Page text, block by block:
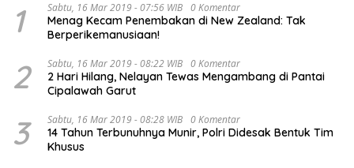
1 Sabtu, 16 Mar 2019 - 07:56 WIB 0 Komentar
Menag Kecam Penembakan di New Zealand: Tak
Berperikemanusiaan!
2 Sabtu, 16 Mar 2019 - 08:22 WIB 0 Komentar
2 Hari Hilang, Nelayan Tewas Mengambang di Pantai
Cipalawah Garut
3 Sabtu, 16 Mar 2019 - 08:28 WIB 0 Komentar
14 Tahun Terbunuhnya Munir, Polri Didesak Bentuk Tim
Khusus